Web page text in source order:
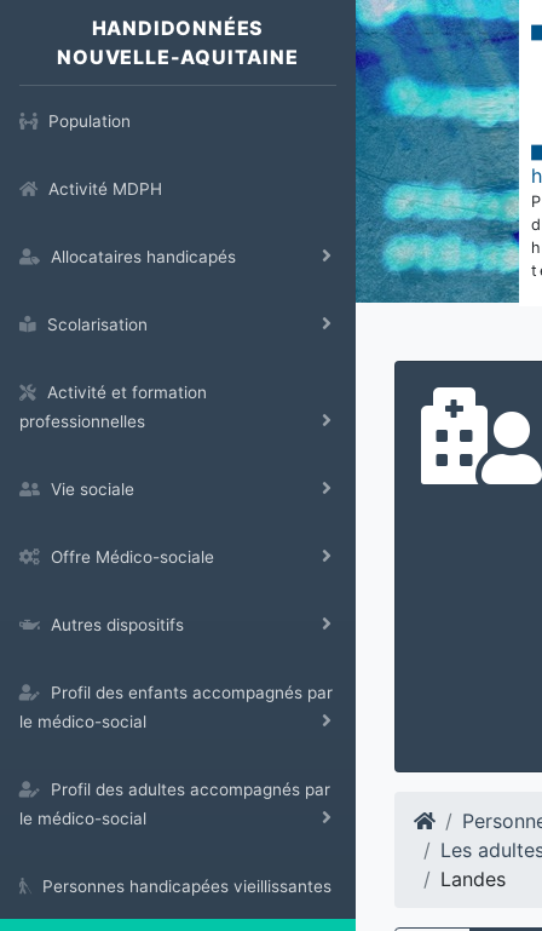
HANDIDONNÉES
NOUVELLE-AQUITAINE
Population
Activité MDPH
Allocataires handicapés
Scolarisation
Activité et formation
professionnelles
Vie sociale
Offre Médico-sociale
Autres dispositifs
Profil des enfants accompagnés par
le médico-social
Profil des adultes accompagnés par
le médico-social
Personnes handicapées vieillissantes
Les
Landes